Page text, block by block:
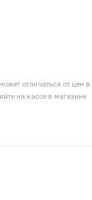
отличаться от цен
на кассе в магазине